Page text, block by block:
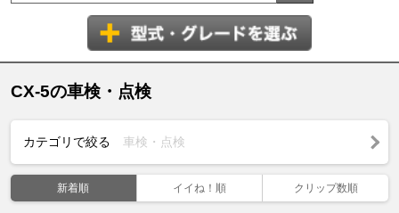
CX-5の車検・点検
カテゴリで絞る 車検・点検
新着順 イイね！順 クリップ数順